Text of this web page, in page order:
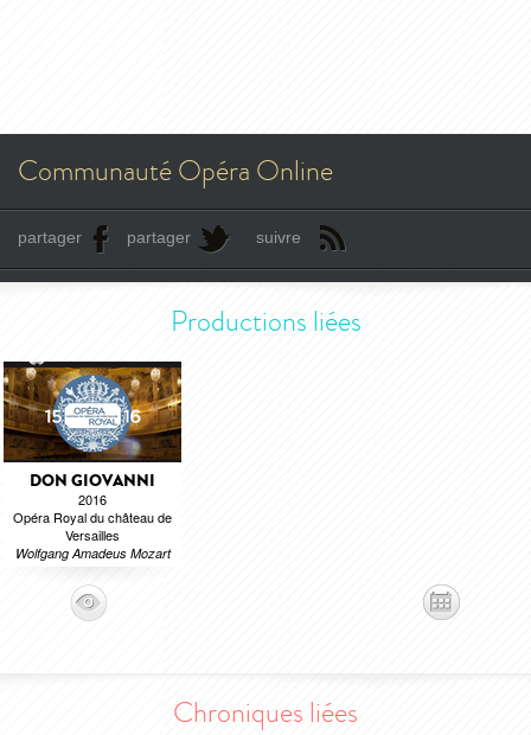
Communauté Opéra Online
partager partager suivre
Productions liées
DON GIOVANNI
2016
Opéra Royal du château de
Versailles
Wolfgang Amadeus Mozart
Chroniques liées